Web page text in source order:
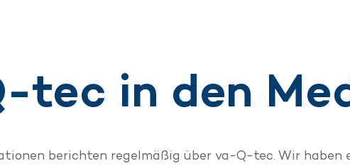
tec in den
berichten regelmäßig über va-Q-tec. Wir haben